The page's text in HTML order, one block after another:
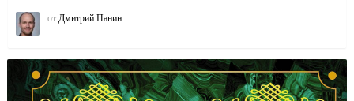
от Дмитрий Панин